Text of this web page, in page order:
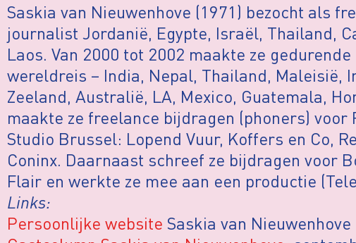
Saskia van Nieuwenhove (1971) bezocht als
journalist Jordanië, Egypte, Israël, Thailand,
Laos. Van 2000 tot 2002 maakte ze
wereldreis – India, Nepal, Thailand, Maleisië,
Zeeland, Australië, LA, Mexico, Guatemala,
maakte ze freelance bijdragen (phoners) voor
Studio Brussel: Lopend Vuur, Koffers en Co,
Coninx. Daarnaast schreef ze bijdragen voor
Flair en werkte ze mee aan een productie
Links:
Persoonlijke website Saskia van Nieuwenhove